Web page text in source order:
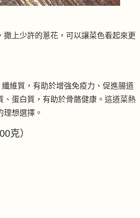
撒上少許的蔥花，可以讓菜色看起來更
維質，有助於增強免疫力、促進腸道
、蛋白質，有助於骨骼健康。這道菜熱
理想選擇。
克）